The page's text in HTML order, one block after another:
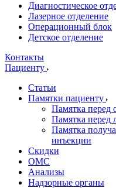
Диагностическое
Лазерное отделение
Операционный блок
Детское отделение
Контакты
Пациенту
Статьи
Памятки пациенту
Памятка перед
Памятка перед
Памятка
инъекции
Скидки
ОМС
Анализы
Надзорные органы